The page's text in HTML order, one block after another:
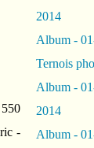
-
2014
Album -
Ternois
Album -
2014
Album -